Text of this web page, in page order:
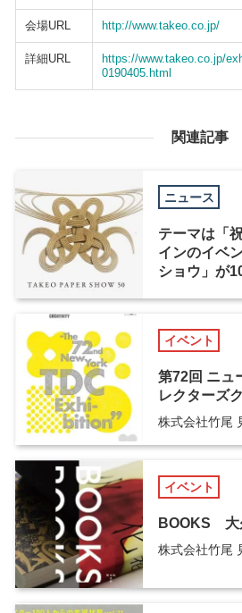
会場URL http://www.takeo.co.jp/
詳細URL
https://www.takeo.co.jp/
0190405.html
関連記事
ニュース
テーマは「
インのイベ
ショウ」が
イベント
第72回 ニュ
レクターズ
株式会社竹尾
イベント
BOOKS 大
株式会社竹尾